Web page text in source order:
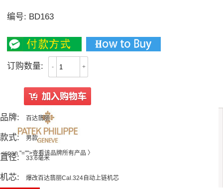
编号: BD163
订购数量: - +
<span "="">查看该品牌所有产品 〉
品牌: 百达翡丽
款式: 男款
直径: 33.6毫米
机芯: 爆改百达翡丽Cal.324自动上链机芯